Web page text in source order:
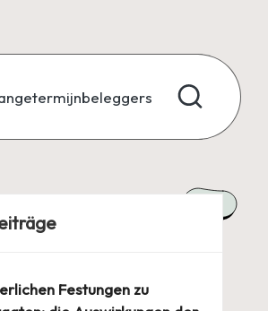
Festungen zu